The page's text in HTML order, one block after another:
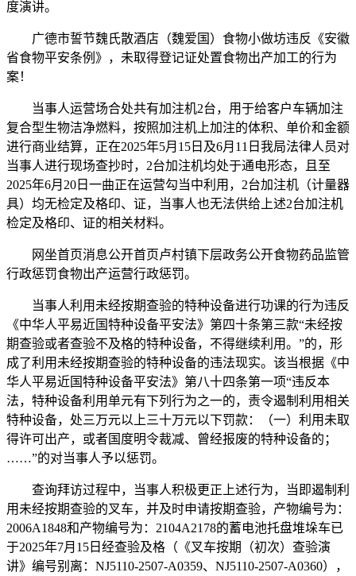
度演讲。
广德市誓节魏氏散酒店（魏爱国）食物小做坊违反《安徽
省食物平安条例》，未取得登记证处置食物出产加工的行为
案！
当事人运营场合处共有加注机2台，用于给客户车辆加注
复合型生物洁净燃料，按照加注机上加注的体积、单价和金额
进行商业结算，正在2025年5月15日及6月11日我局法律人员对
当事人进行现场查抄时，2台加注机均处于通电形态，且至
2025年6月20日一曲正在运营勾当中利用，2台加注机（计量器
具）均无检定及格印、证，当事人也无法供给上述2台加注机
检定及格印、证的相关材料。
网坐首页消息公开首页卢村镇下层政务公开食物药品监管
行政惩罚食物出产运营行政惩罚。
当事人利用未经按期查验的特种设备进行功课的行为违反
《中华人平易近国特种设备平安法》第四十条第三款“未经按
期查验或者查验不及格的特种设备，不得继续利用。”的，形
成了利用未经按期查验的特种设备的违法现实。该当根据《中
华人平易近国特种设备平安法》第八十四条第一项“违反本
法，特种设备利用单元有下列行为之一的，责令遏制利用相关
特种设备，处三万元以上三十万元以下罚款：（一）利用未取
得许可出产，或者国度明令裁减、曾经报废的特种设备的；
……”的对当事人予以惩罚。
查询拜访过程中，当事人积极更正上述行为，当即遏制利
用未经按期查验的叉车，并及时申请按期查验，产物编号为：
2006A1848和产物编号为：2104A2178的蓄电池托盘堆垛车已
于2025年7月15日经查验及格（《叉车按期（初次）查验演
讲》编号别离：NJ5110-2507-A0359、NJ5110-2507-A0360），